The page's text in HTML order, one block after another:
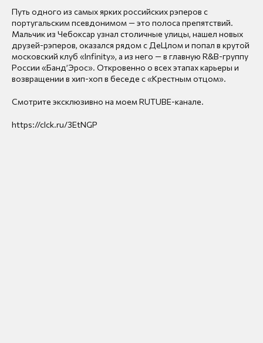
Путь одного из самых ярких российских рэперов с
португальским псевдонимом — это полоса препятствий.
Мальчик из Чебоксар узнал столичные улицы, нашел новых
друзей-рэперов, оказался рядом с ДеЦлом и попал в крутой
московский клуб «Infinity», а из него — в главную R&B-группу
России «Банд’Эрос». Откровенно о всех этапах карьеры и
возвращении в хип-хоп в беседе с «Крестным отцом».
Смотрите эксклюзивно на моем RUTUBE-канале.
https://clck.ru/3EtNGP